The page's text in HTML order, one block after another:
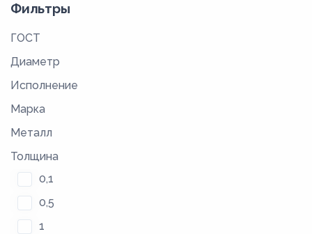
Фильтры
ГОСТ
Диаметр
Исполнение
Марка
Металл
Толщина
0,1
0,5
1